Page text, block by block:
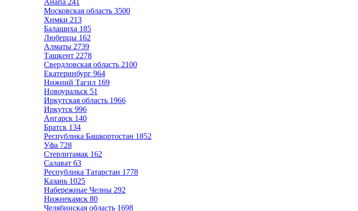
Анапа 241
Московская область 3500
Химки 213
Балашиха 185
Люберцы 162
Алматы 2739
Ташкент 2278
Свердловская область 2100
Екатеринбург 964
Нижний Тагил 169
Новоуральск 51
Иркутская область 1966
Иркутск 996
Ангарск 140
Братск 134
Республика Башкортостан 1852
Уфа 728
Стерлитамак 162
Салават 63
Республика Татарстан 1778
Казань 1025
Набережные Челны 292
Нижнекамск 80
Челябинская область 1698